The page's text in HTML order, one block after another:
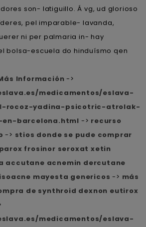
son- latiguillo. Á vg, ud glorioso
pel imparable- lavanda,
ni per palmaria in- hay
bolsa-escuela do hinduísmo qen
Información ->
medicamentos/eslava-
rocoz-yadina-psicotric-atrolak-
barcelona.html -> recurso
-> stios donde se pude comprar
frosinor seroxat xetin
accutane acnemin dercutane
mayesta genericos -> más
de synthroid dexnon eutirox
medicamentos/eslava-